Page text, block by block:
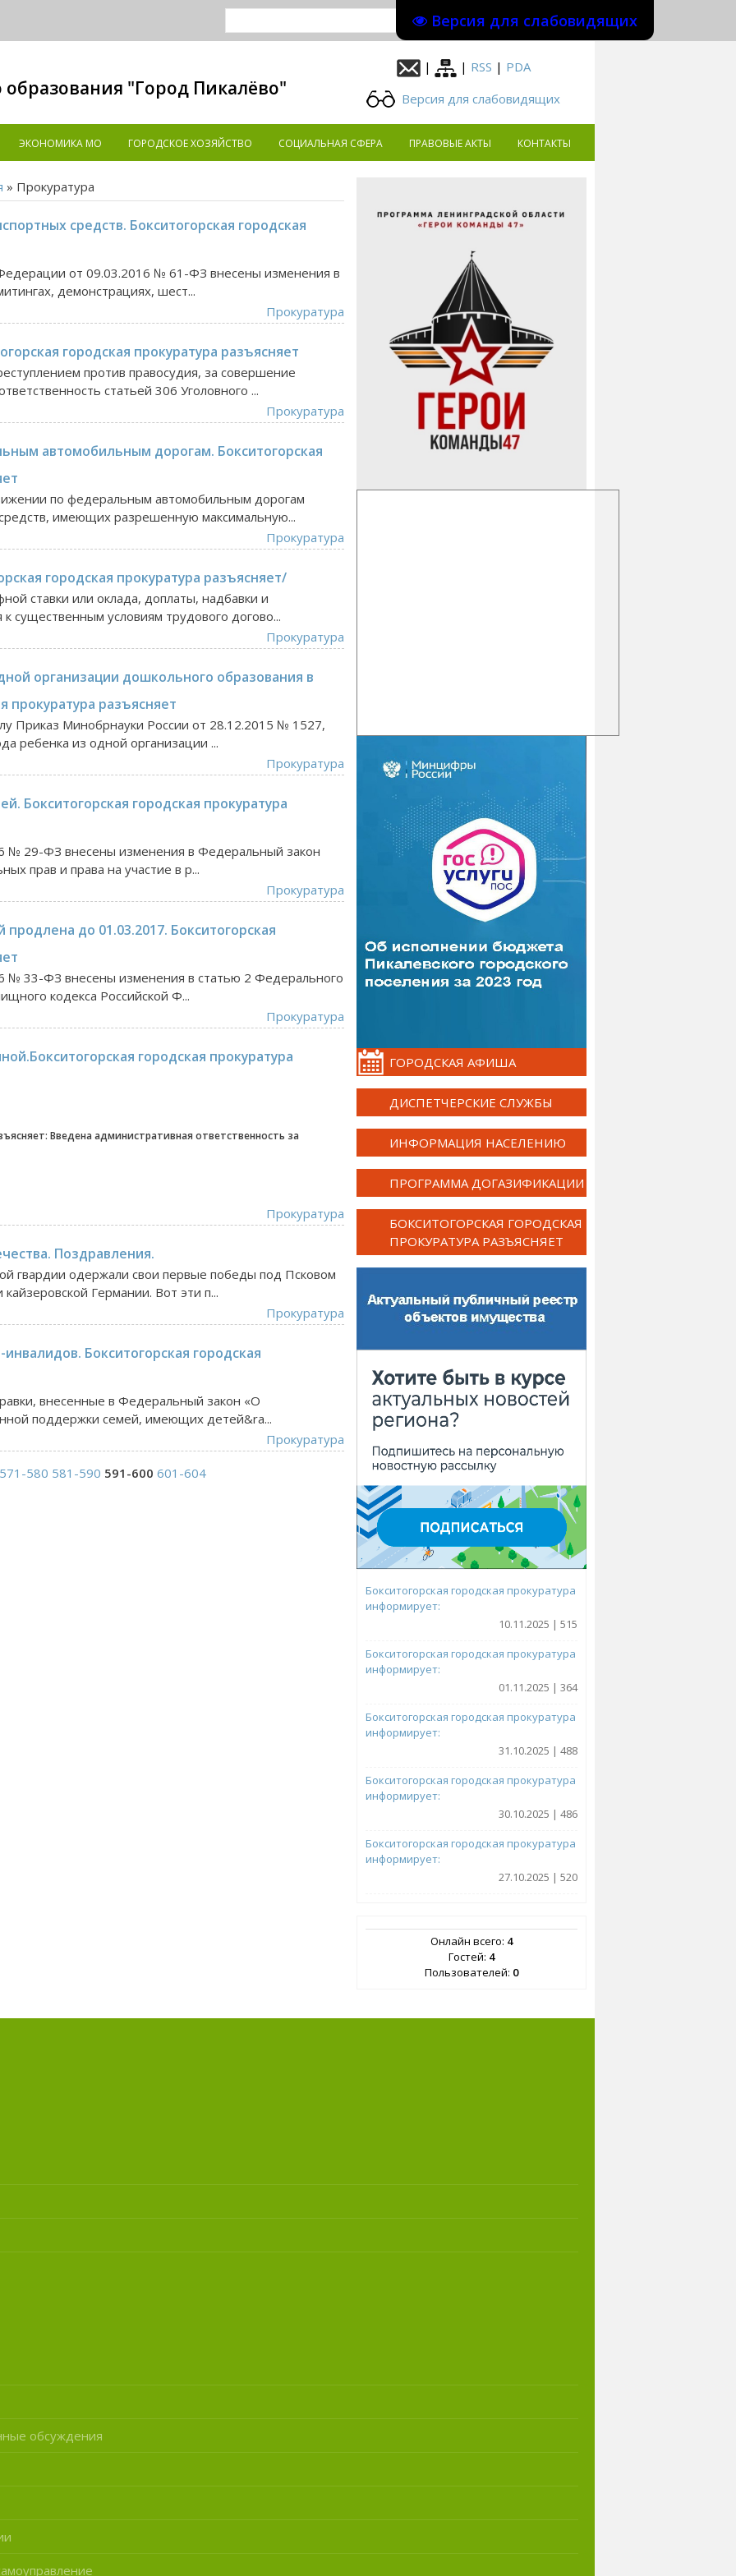
Версия для слабовидящих
"Город Пикалёво"
| | RSS | PDA
Версия для слабовидящих
ЭКОНОМИКА MO ГОРОДСКОЕ ХОЗЯЙСТВО СОЦИАЛЬНАЯ СФЕРА ПРАВОВЫЕ АКТЫ КОНТАКТЫ
» Прокуратура
средств. Бокситогорская городская
от 09.03.2016 № 61-ФЗ внесены изменения в
демонстрациях, шест...
Прокуратура
городская прокуратура разъясняет
против правосудия, за совершение
статьей 306 Уголовного ...
Прокуратура
автомобильным дорогам. Бокситогорская
по федеральным автомобильным дорогам
имеющих разрешенную максимальную...
Прокуратура
городская прокуратура разъясняет/
ставки или оклада, доплаты, надбавки и
существенным условиям трудового догово...
Прокуратура
организации дошкольного образования в
прокуратура разъясняет
Приказ Минобрнауки России от 28.12.2015 № 1527,
ребенка из одной организации ...
Прокуратура
Бокситогорская городская прокуратура
№ 29-ФЗ внесены изменения в Федеральный закон
прав и права на участие в р...
Прокуратура
до 01.03.2017. Бокситогорская
№ 33-ФЗ внесены изменения в статью 2 Федерального
кодекса Российской Ф...
Прокуратура
городская прокуратура
Введена административная ответственность за
Прокуратура
Поздравления.
гвардии одержали свои первые победы под Псковом
Германии. Вот эти п...
Прокуратура
Бокситогорская городская
внесенные в Федеральный закон «О
поддержки семей, имеющих детей&ra...
Прокуратура
571-580 581-590 591-600 601-604
ГОРОДСКАЯ АФИША
ДИСПЕТЧЕРСКИЕ СЛУЖБЫ
ИНФОРМАЦИЯ НАСЕЛЕНИЮ
ПРОГРАММА ДОГАЗИФИКАЦИИ
БОКСИТОГОРСКАЯ ГОРОДСКАЯ
ПРОКУРАТУРА РАЗЪЯСНЯЕТ
Бокситогорская городская прокуратура
информирует:
10.11.2025 | 515
Бокситогорская городская прокуратура
информирует:
01.11.2025 | 364
Бокситогорская городская прокуратура
информирует:
31.10.2025 | 488
Бокситогорская городская прокуратура
информирует:
30.10.2025 | 486
Бокситогорская городская прокуратура
информирует:
27.10.2025 | 520
Онлайн всего: 4
Гостей: 4
Пользователей: 0
обсуждения